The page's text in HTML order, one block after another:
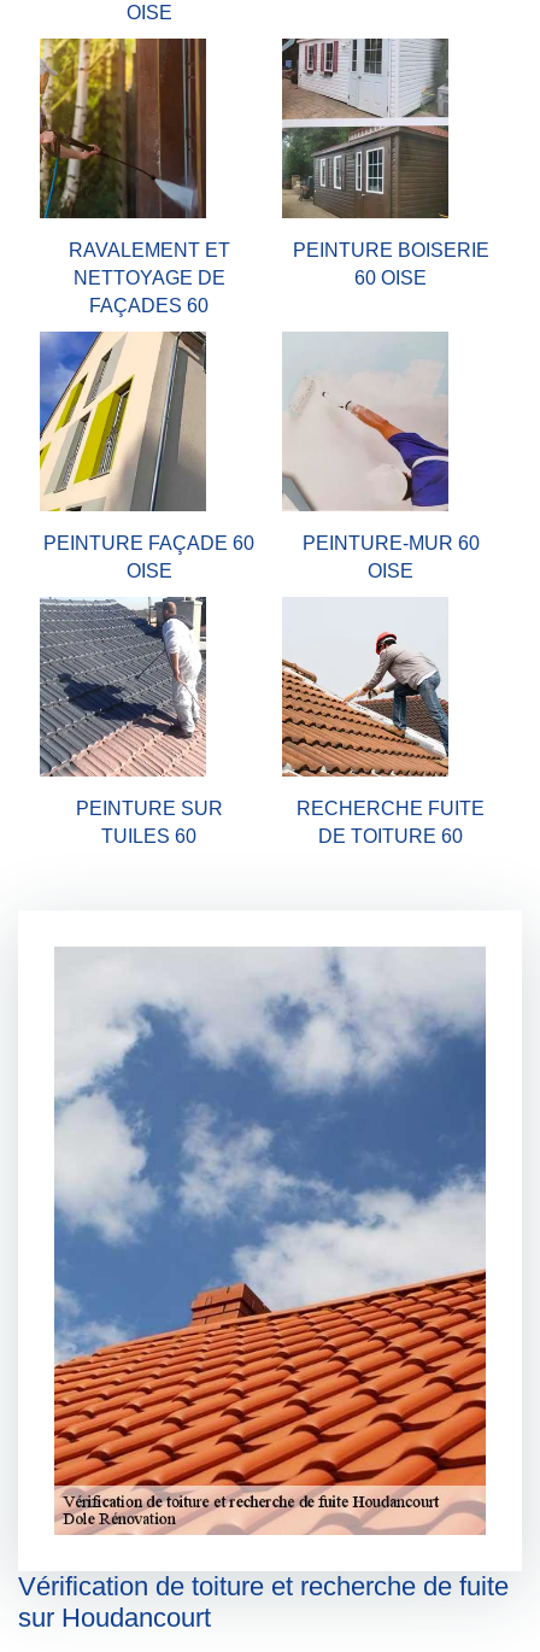
OISE
RAVALEMENT ET
NETTOYAGE DE
FAÇADES 60
PEINTURE BOISERIE
60 OISE
PEINTURE FAÇADE 60
OISE
PEINTURE-MUR 60
OISE
PEINTURE SUR
TUILES 60
RECHERCHE FUITE
DE TOITURE 60
Vérification de toiture et recherche de fuite
sur Houdancourt